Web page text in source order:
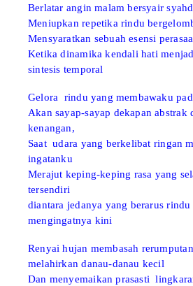
Berlatar angin malam bersyair
Meniupkan repetika rindu
Mensyaratkan sebuah esensi
Ketika dinamika kendali hati
sintesis temporal
Gelora rindu yang membawaku
Akan sayap-sayap dekapan abstrak
kenangan,
Saat udara yang berkelibat ringan
ingatanku
Merajut keping-keping rasa yang
tersendiri
diantara jedanya yang berarus rindu
mengingatnya kini
Renyai hujan membasah
melahirkan danau-danau kecil
Dan menyemaikan prasasti